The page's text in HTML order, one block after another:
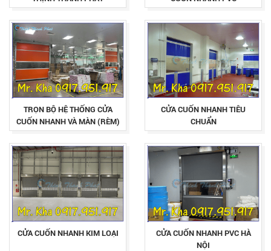
TRỌN BỘ HỆ THỐNG CỬA
CUỐN NHANH VÀ MÀN (RÈM)
NHỰA PVC TRONG SUỐT
CỬA CUỐN NHANH TIÊU
CHUẨN
CỬA CUỐN NHANH KIM LOẠI
CỬA CUỐN NHANH PVC HÀ
NỘI